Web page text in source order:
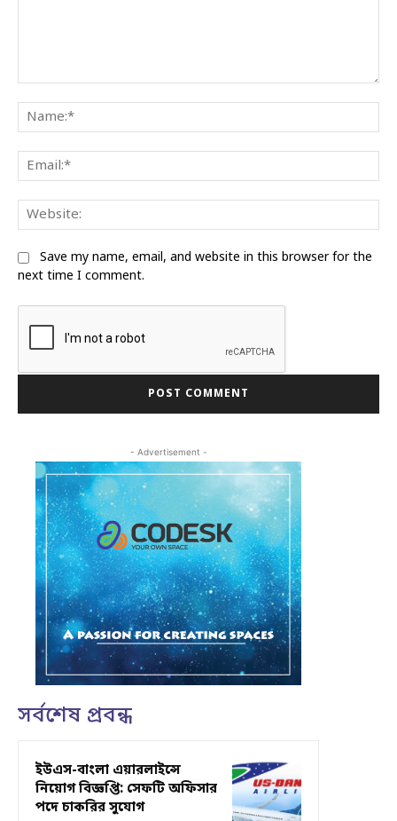
Save my name, email, and website in this browser for the
next time I comment.
- Advertisement -
সর্বশেষ প্রবন্ধ
ইউএস-বাংলা এয়ারলাইন্সে
নিয়োগ বিজ্ঞপ্তি: সেফটি অফিসার
পদে চাকরির সুযোগ